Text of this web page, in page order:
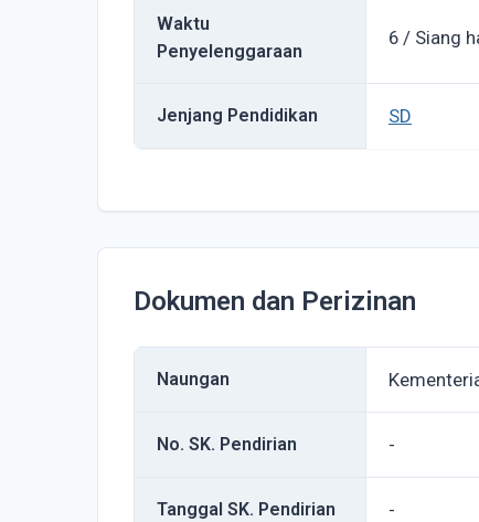
Waktu
Penyelenggaraan
6 / Siang
Jenjang Pendidikan SD
Dokumen dan Perizinan
Naungan
No. SK. Pendirian -
Tanggal SK. Pendirian -